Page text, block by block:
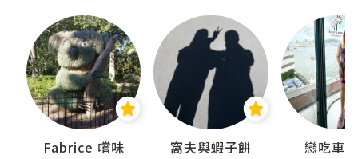
Fabrice 嚐味 窩夫與蝦子餅 戀吃車